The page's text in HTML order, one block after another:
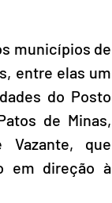
municípios de
entre elas um
do Posto
de Minas,
que
em direção à